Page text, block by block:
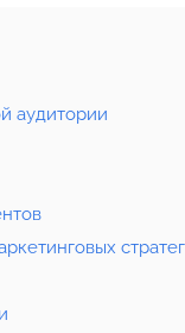
аудитории